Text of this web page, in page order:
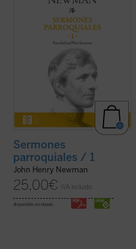
trayectoria. En estosSermones
, un clásico de la espiritualidad
(ver ficha)
Sermones
parroquiales / 1
John Henry Newman
25,00€ IVA incluido
disponible en ebook: